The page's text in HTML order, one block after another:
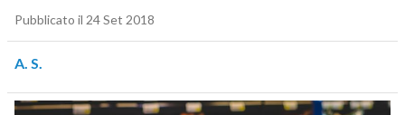
Pubblicato il 24 Set 2018
A. S.